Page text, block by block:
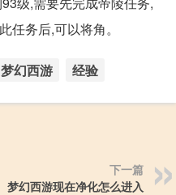
任务后,可以将角。
梦幻西游 经验
下一篇
梦幻西游现在净化怎么进入